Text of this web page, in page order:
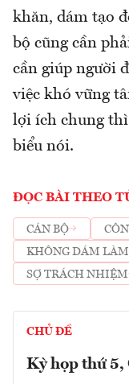
khăn, dám tạo
bộ cũng cần
cần giúp người
việc khó vững
lợi ích chung
biểu nói.
ĐỌC BÀI THEO
CÁN BỘ
KHÔNG DÁM LÀM
SỢ TRÁCH NHIỆM
CHỦ ĐỀ
Kỳ họp thứ 5,